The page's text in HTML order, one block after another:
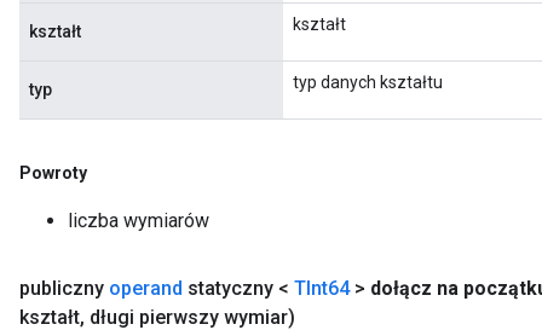
kształt kształt
typ typ danych kształtu
Powroty
liczba wymiarów
publiczny operand statyczny < TInt64> dołącz na
kształt, długi pierwszy wymiar)